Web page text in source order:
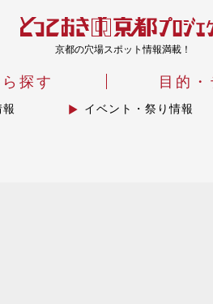
京都の穴場スポット情報満載！
探す 目的
イベント・祭り情報